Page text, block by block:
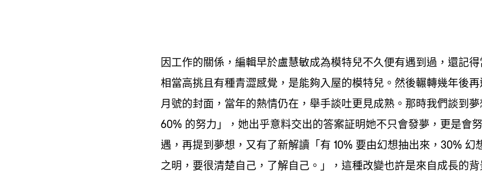
因工作的關係 ， 編輯早於盧慧敏成為模特兒不久便有遇到過 ， 還記
相當高挑且有種青澀感覺 ， 是能夠入屋的模特兒。然後輾轉幾年後
月號的封面 ， 當年的熱情仍在 ， 舉手談吐更見成熟。那時我們談到夢
60% 的努力」 ， 她出乎意料交出的答案証明她不只會發夢 ， 更是會
遇 ， 再提到夢想 ， 又有了新解讀「有 10% 要由幻想抽出來 ，30% 幻
之明 ， 要很清楚自己 ， 了解自己。」 ， 這種改變也許是來自成長的背